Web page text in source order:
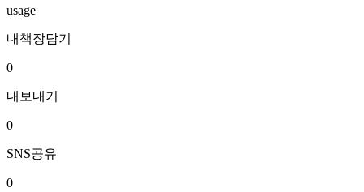
usage
내책장담기
0
내보내기
0
SNS공유
0